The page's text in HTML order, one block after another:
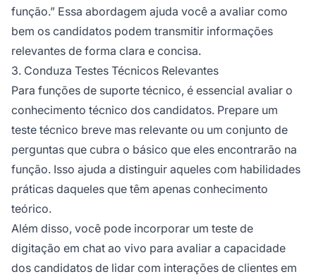
função.” Essa abordagem ajuda você a avaliar como
bem os candidatos podem transmitir informações
relevantes de forma clara e concisa.
3. Conduza Testes Técnicos Relevantes
Para funções de suporte técnico, é essencial avaliar o
conhecimento técnico dos candidatos. Prepare um
teste técnico breve mas relevante ou um conjunto de
perguntas que cubra o básico que eles encontrarão na
função. Isso ajuda a distinguir aqueles com habilidades
práticas daqueles que têm apenas conhecimento
teórico.
Além disso, você pode incorporar um teste de
digitação em chat ao vivo para avaliar a capacidade
dos candidatos de lidar com interações de clientes em